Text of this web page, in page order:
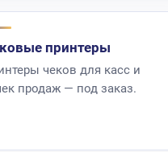
принтеры
чеков для касс и
продаж — под заказ.